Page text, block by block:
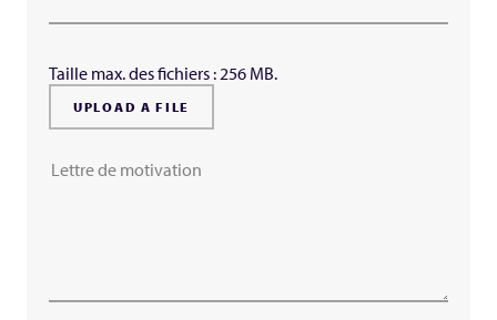
Taille max. des fichiers : 256 MB.